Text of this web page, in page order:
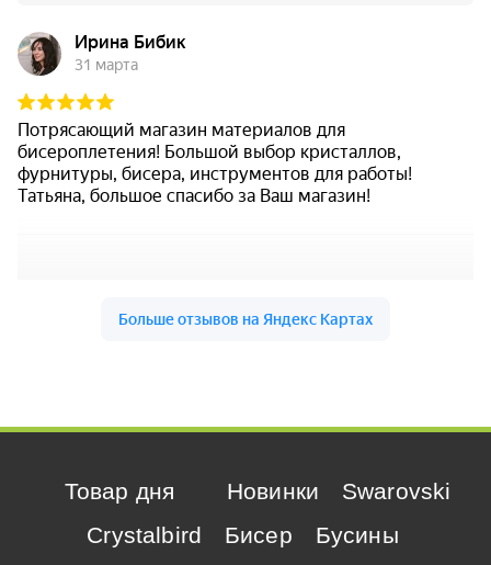
Товар дня Новинки
Swarovski
Crystalbird
Бисер
Бусины